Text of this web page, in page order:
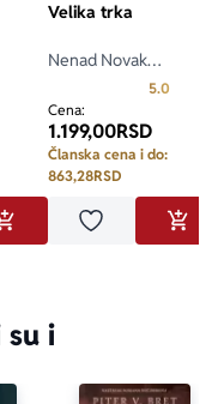
Prosecna ocena je 5.0 od 5
DODAJ U KORPU
Velika trka
Nenad Novak
5.0
Cena:
1.199,00RSD
Članska cena i do:
863,28RSD
Dodaj u
su i